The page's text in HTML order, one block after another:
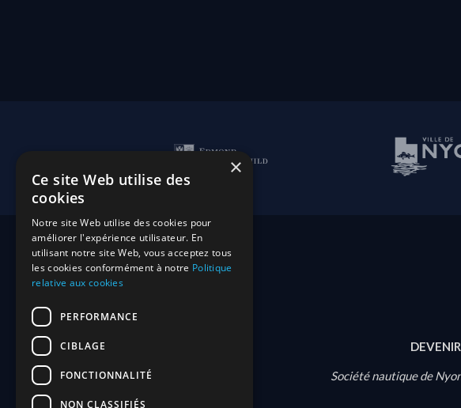
Société nautique de
×
Ce site Web utilise des
cookies
Notre site Web utilise des cookies pour
améliorer l'expérience utilisateur. En
utilisant notre site Web, vous acceptez tous
les cookies conformément à notre Politique
relative aux cookies
PERFORMANCE
CIBLAGE
FONCTIONNALITÉ
NON CLASSIFIÉS